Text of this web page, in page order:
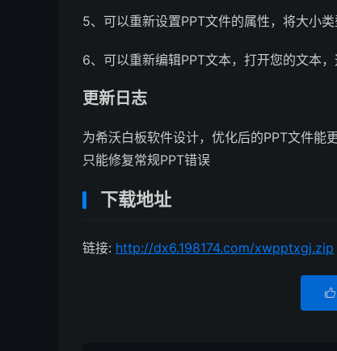
5、可以重新设置PPT文件的属性，将大小
6、可以重新编辑PPT文本，打开您的文本
更新日志
为希沃白板软件设计，优化后的PPT文件能
只能修复常规PPT错误
下载地址
链接: http://dx6.198174.com/xwpptxgj.zip
